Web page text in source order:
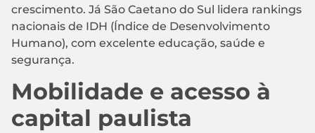
crescimento. Já São Caetano do Sul lidera rankings
nacionais de IDH (Índice de Desenvolvimento
Humano), com excelente educação, saúde e
segurança.
Mobilidade e acesso à
capital paulista